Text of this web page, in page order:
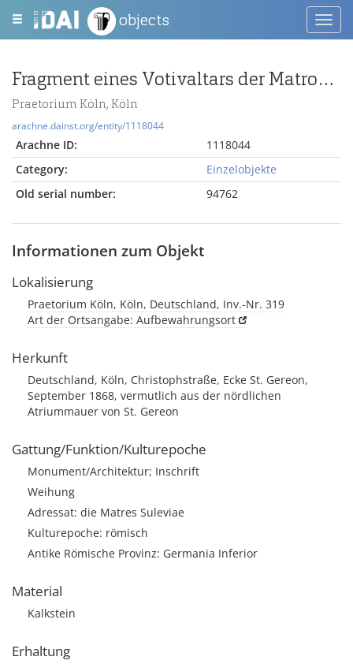
objects
Fragment eines Votivaltars der Matronen
Praetorium Köln, Köln
arachne.dainst.org/entity/1118044
Arachne ID:
1118044
Category:
Einzelobjekte
Old serial number:
94762
Informationen zum Objekt
Lokalisierung
Praetorium Köln, Köln, Deutschland, Inv.-Nr. 319
Art der Ortsangabe: Aufbewahrungsort
Herkunft
Deutschland, Köln, Christophstraße, Ecke St. Gereon,
September 1868, vermutlich aus der nördlichen
Atriummauer von St. Gereon
Gattung/Funktion/Kulturepoche
Monument/Architektur; Inschrift
Weihung
Adressat: die Matres Suleviae
Kulturepoche: römisch
Antike Römische Provinz: Germania Inferior
Material
Kalkstein
Erhaltung